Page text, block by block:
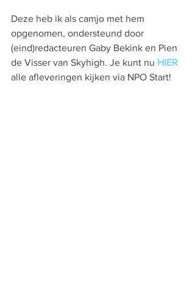
Deze heb ik als camjo met hem
opgenomen, ondersteund door
(eind)redacteuren Gaby Bekink en Pien
de Visser van Skyhigh. Je kunt nu HIER
alle afleveringen kijken via NPO Start!